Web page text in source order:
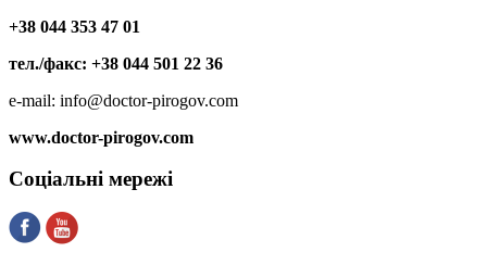
+38 044 353 47 01
тел./факс: +38 044 501 22 36
e-mail: info@doctor-pirogov.com
www.doctor-pirogov.com
Соціальні мережі